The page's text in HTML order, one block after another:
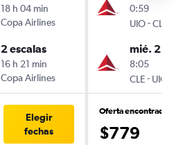
18 h 04 min
Copa Airlines
2 escalas
16 h 21 min
Copa Airlines
Elegir
fechas
0:59
UIO-CLE
mié. 25/
8:05
CLE- UIO
Oferta encontrada
$779